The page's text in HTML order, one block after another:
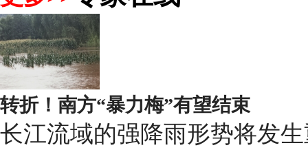
转折！南方“暴力梅”有望结束
长江流域的强降雨形势将发